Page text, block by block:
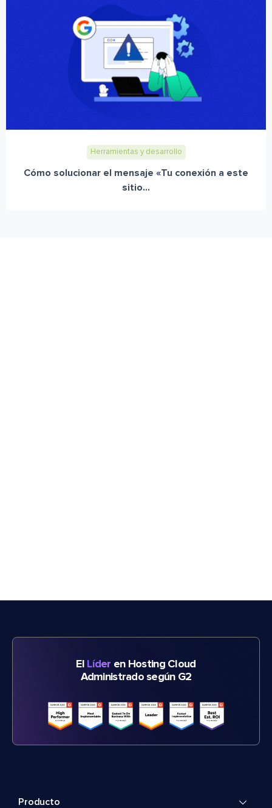
Herramientas y desarrollo
Cómo solucionar el mensaje «Tu conexión a este
sitio...
El Líder en Hosting Cloud
Administrado según G2
Producto